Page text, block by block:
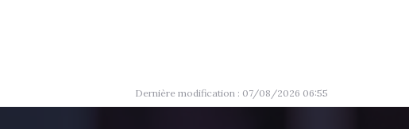
Dernière modification : 07/08/2026 06:55